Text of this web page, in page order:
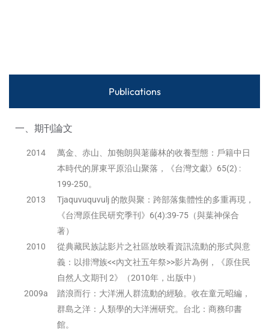
Publications
一、期刊論文
2014
萬金、赤山、加匏朗與荖藤林的收養型態：戶籍中日
本時代的屏東平原沿山聚落，《台灣文獻》65(2) :
199-250。
2013
Tjaquvuquvulj 的散與聚：跨部落集體性的多重再現，
《台灣原住民研究季刊》6(4):39-75（與葉神保合
著）
2010
從典藏民族誌影片之社區放映看資訊流動的形式與意
義：以排灣族<<內文社五年祭>>影片為例，《原住民
自然人文期刊 2》（2010年，出版中）
2009a
踏浪而行：大洋洲人群流動的經驗。收在童元昭編，
群島之洋：人類學的大洋洲研究。台北：商務印書
館。